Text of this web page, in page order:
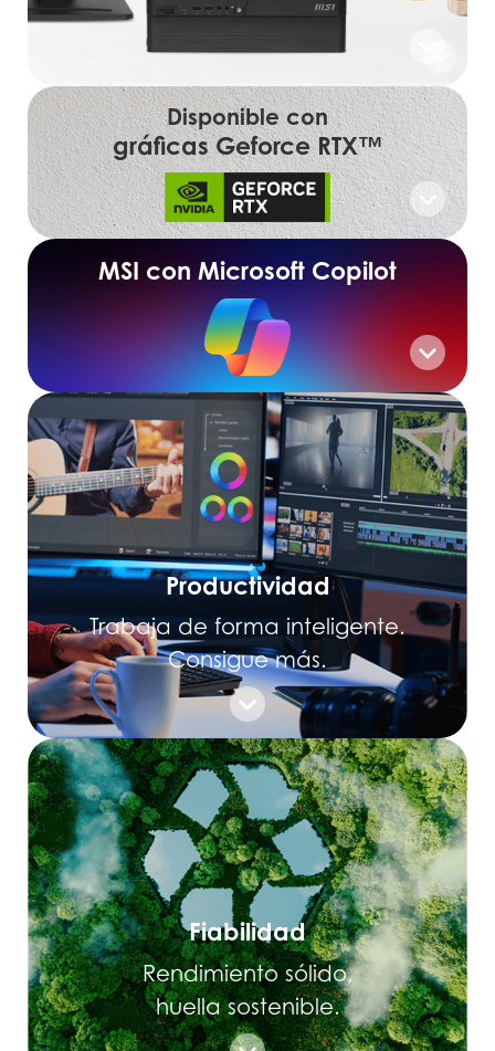
Disponible con
gráficas Geforce RTX™
MSI con Microsoft Copilot
Productividad
Trabaja de forma inteligente.
Consigue más.
Fiabilidad
Rendimiento sólido,
huella sostenible.